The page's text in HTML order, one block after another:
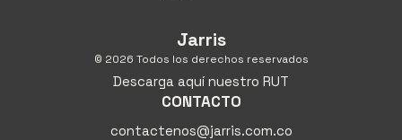
Jarris
© 2026 Todos los derechos reservados
Descarga aquí nuestro RUT
CONTACTO
contactenos@jarris.com.co